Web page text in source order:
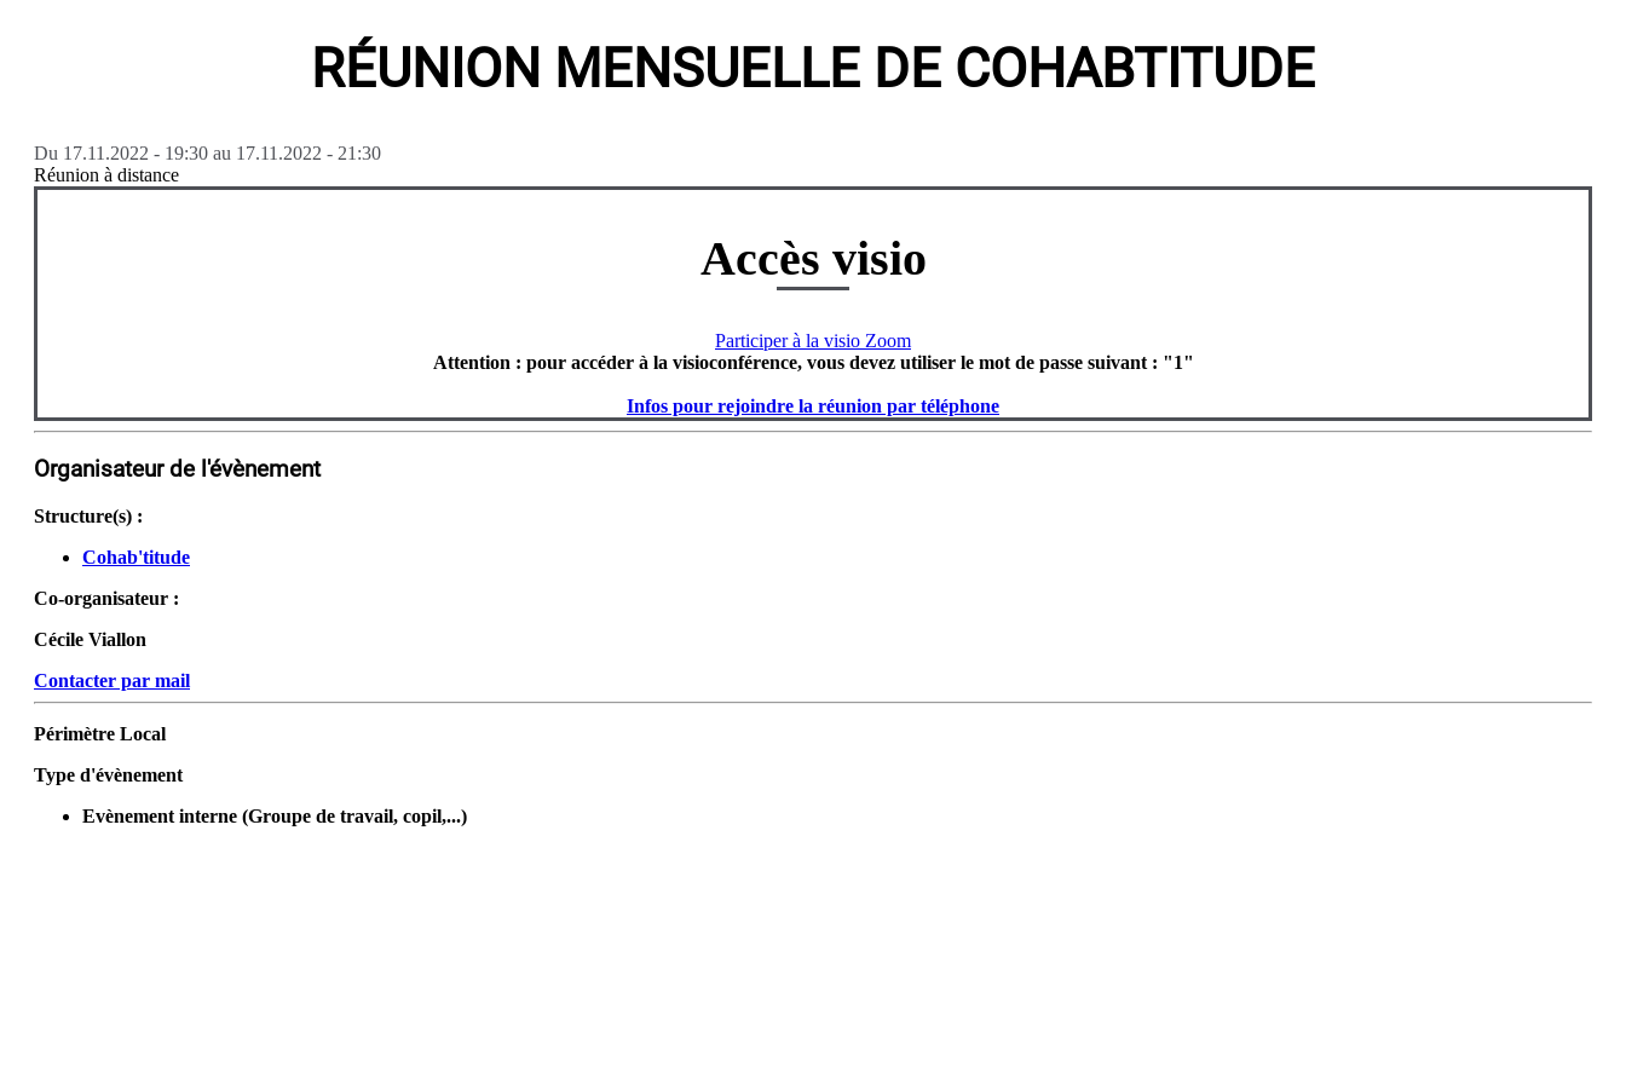
RÉUNION MENSUELLE DE COHABTITUDE
Du 17.11.2022 - 19:30 au 17.11.2022 - 21:30
Réunion à distance
Accès visio
Participer à la visio Zoom
Attention : pour accéder à la visioconférence, vous devez utiliser le mot de passe suivant : "1"
Infos pour rejoindre la réunion par téléphone
Organisateur de l'évènement
Structure(s) :
Cohab'titude
Co-organisateur :
Cécile Viallon
Contacter par mail
Périmètre Local
Type d'évènement
Evènement interne (Groupe de travail, copil,...)